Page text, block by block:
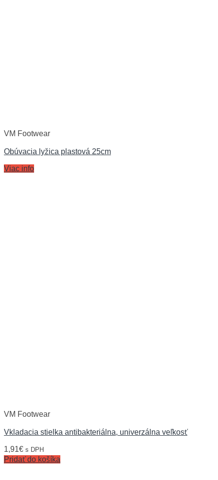
VM Footwear
Obúvacia lyžica plastová 25cm
Viac info
VM Footwear
Vkladacia stielka antibakteriálna, univerzálna veľkosť
1,91€ s DPH
Pridať do košíka